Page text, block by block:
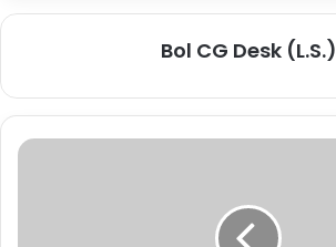
Bol CG Desk (L.S.)